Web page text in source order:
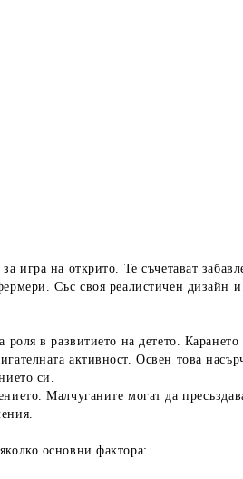
игра на открито. Те съчетават
Със своя реалистичен дизайн
в развитието на детето.
активност. Освен това
си.
Малчуганите могат да
основни фактора: